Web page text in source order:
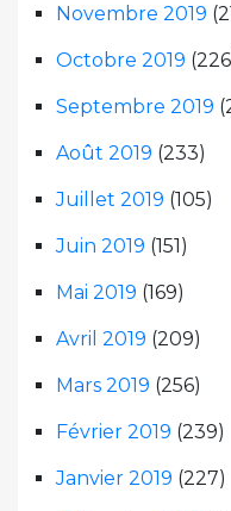
Novembre 2019
Octobre 2019
Septembre 2019
Août 2019 (233)
Juillet 2019 (105)
Juin 2019 (151)
Mai 2019 (169)
Avril 2019 (209)
Mars 2019 (256)
Février 2019 (239)
Janvier 2019 (227)